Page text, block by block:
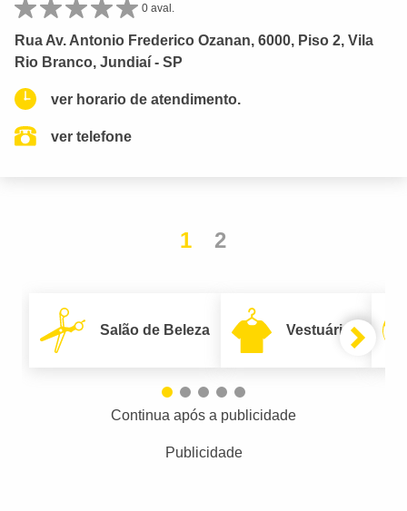
0 aval.
Rua Av. Antonio Frederico Ozanan, 6000, Piso 2, Vila
Rio Branco, Jundiaí - SP
ver horario de atendimento.
ver telefone
1 2
Salão de Beleza Vestuário
Continua após a publicidade
Publicidade